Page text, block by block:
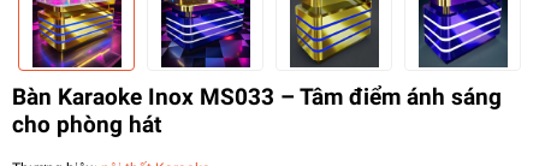
Bàn Karaoke Inox MS033 – Tâm điểm ánh sáng
cho phòng hát